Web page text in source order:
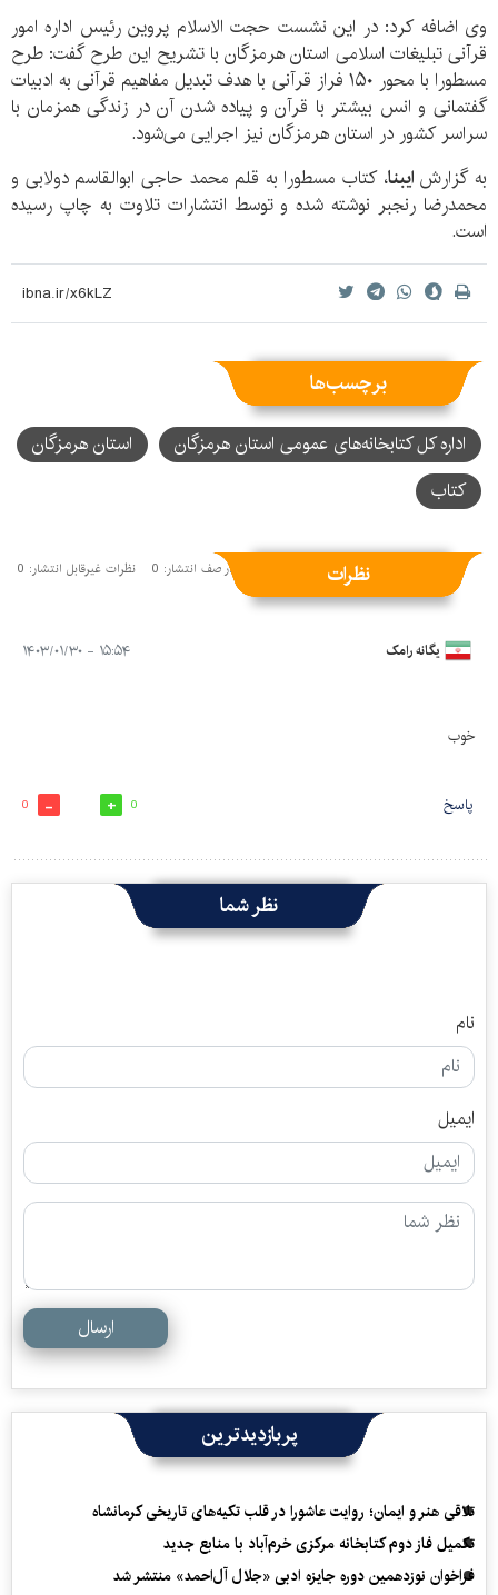
وی اضافه کرد: در این نشست حجت الاسلام پروین رئیس اداره امور
قرآنی تبلیغات اسلامی استان هرمزگان با تشریح این طرح گفت: طرح
مسطورا با محور ۱۵۰ فراز قرآنی با هدف تبدیل مفاهیم قرآنی به ادبیات
گفتمانی و انس بیشتر با قرآن و پیاده شدن آن در زندگی همزمان با
سراسر کشور در استان هرمزگان نیز اجرایی می‌شود.
به گزارش ایبنا، کتاب مسطورا به قلم محمد حاجی ابوالقاسم دولابی و
محمدرضا رنجبر نوشته شده و توسط انتشارات تلاوت به چاپ رسیده
است.
برچسب‌ها
اداره کل کتابخانه‌های عمومی استان هرمزگان
استان هرمزگان
کتاب
نظرات
نظرات منتشر شده: 1 نظرات در صف انتشار: 0 نظرات غیرقابل انتشار: 0
یگانه رامک ۱۵:۵۴ - ۱۴۰۳/۰۱/۳۰
خوب
پاسخ 0
0
نظر شما
نام
ایمیل
ارسال
پربازدیدترین
تلاقی هنر و ایمان؛ روایت عاشورا در قلب تکیه‌های تاریخی کرمانشاه
تکمیل فاز دوم کتابخانه مرکزی خرم‌آباد با منابع جدید
فراخوان نوزدهمین دوره جایزه ادبی «جلال آل‌احمد» منتشر شد